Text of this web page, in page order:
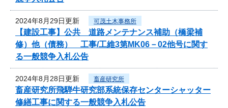
2024年8月29日更新 可茂土木事務所
【建設工事】公共 道路メンテナンス補助（橋梁補
修）他（債務） 工事/工維3第MK06－02他号に関す
る一般競争入札公告
2024年8月28日更新 畜産研究所
畜産研究所飛騨牛研究部系統保存センターシャッター
修繕工事に関する一般競争入札公告